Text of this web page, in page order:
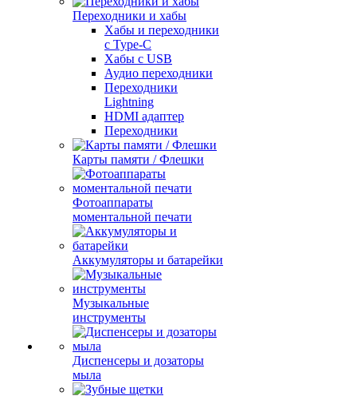
Переходники и хабы
Хабы и переходники
с Type-C
Хабы с USB
Аудио переходники
Переходники
Lightning
HDMI адаптер
Переходники
Карты памяти / Флешки
Фотоаппараты
моментальной печати
Аккумуляторы и батарейки
Музыкальные
инструменты
Диспенсеры и дозаторы
мыла